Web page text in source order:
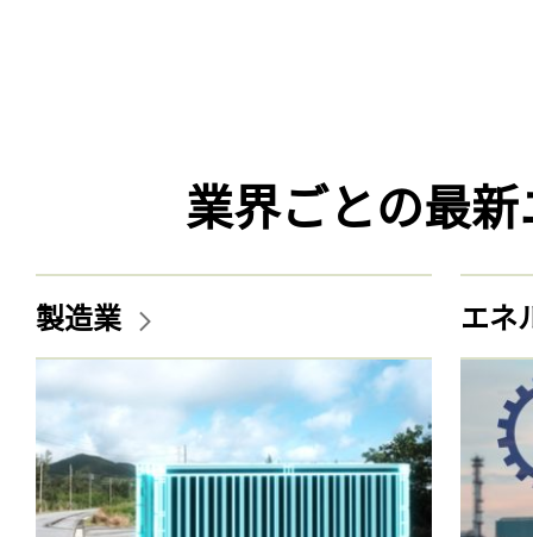
業界ごとの最
製造業 エネ